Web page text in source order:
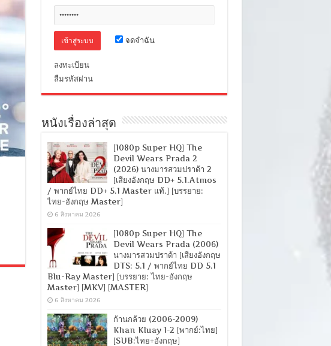
จดจำฉัน
ลงทะเบียน
ลืมรหัสผ่าน
หนังเรื่องล่าสุด
[1080p Super HQ] The
Devil Wears Prada 2
(2026) นางมารสวมปราด้า 2
[เสียงอังกฤษ DD+ 5.1.Atmos
/ พากย์ไทย DD+ 5.1 Master แท้.] [บรรยาย:
ไทย-อังกฤษ Master]
6 สิงหาคม 2026
[1080p Super HQ] The
Devil Wears Prada (2006)
นางมารสวมปราด้า [เสียงอังกฤษ
DTS: 5.1 / พากย์ไทย DD 5.1
Blu-Ray Master] [บรรยาย: ไทย-อังกฤษ
Master] [MKV] [MASTER]
6 สิงหาคม 2026
ก้านกล้วย (2006-2009)
Khan Kluay 1-2 [พากย์:ไทย]
[SUB:ไทย+อังกฤษ]